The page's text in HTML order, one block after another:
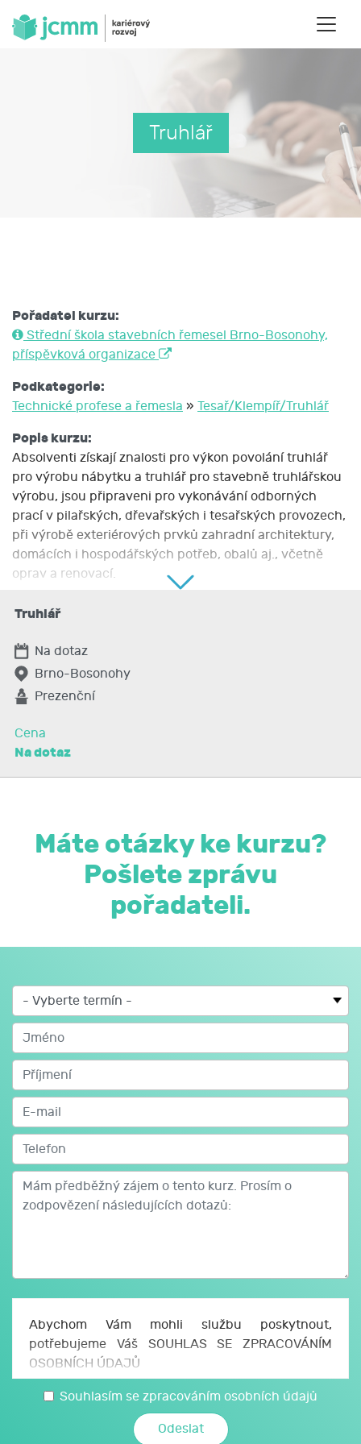
Truhlář
Pořadatel kurzu:
Střední škola stavebních řemesel Brno-Bosonohy,
příspěvková organizace
Podkategorie:
Technické profese a řemesla » Tesař/Klempíř/Truhlář
Popis kurzu:
Absolventi získají znalosti pro výkon povolání truhlář
pro výrobu nábytku a truhlář pro stavebně truhlářskou
výrobu, jsou připraveni pro vykonávání odborných
prací v pilařských, dřevařských i tesařských provozech,
při výrobě exteriérových prvků zahradní architektury,
domácích i hospodářských potřeb, obalů aj., včetně
oprav a renovací.
Nabyté znalosti a dovednosti:
odborníky v oboru, vybavené odbornými znalostmi a
dovednostmi v oblasti zpracování dřeva a výroby
nábytku.
Truhlář
Na dotaz
Brno-Bosonohy
Prezenční
Cena
Na dotaz
Máte otázky ke kurzu?
Pošlete zprávu
pořadateli.
Abychom Vám mohli službu poskytnout,
potřebujeme Váš SOUHLAS SE ZPRACOVÁNÍM
OSOBNÍCH ÚDAJŮ
Uděluji JCMM, z. s. p. o., sídlo Česká 166/11, 602
00 Brno, IČO: 750 64 707 (JCMM) souhlas se
zpracováním svých osobních a citlivých údajů,
Souhlasím se zpracováním osobních údajů